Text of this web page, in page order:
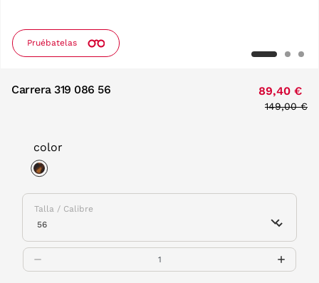
Pruébatelas
Carrera 319 086 56 89,40 €
Price
149,00 €
color
Talla / Calibre